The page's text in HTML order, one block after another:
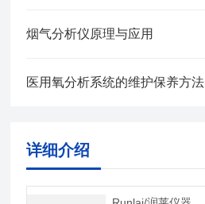
​烟气分析仪原理与应用
医用氧分析系统的维护保养方法
详细介绍